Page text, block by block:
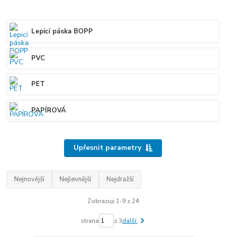
Lepicí páska BOPP
PVC
PET
PAPÍROVÁ
Upřesnit parametry
Nejnovější Nejlevnější Nejdražší
Zobrazuji 1-9 z 24
strana z 3další